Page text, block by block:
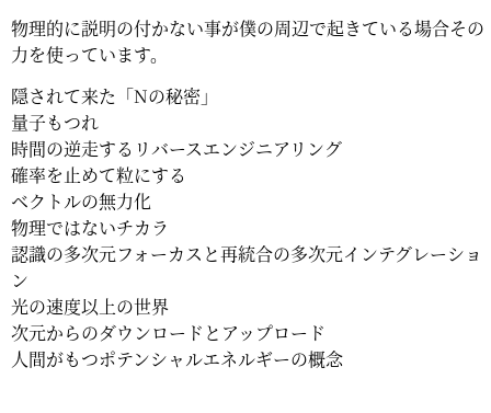
物理的に説明の付かない事が僕の周辺で起きている場合その
力を使っています。
隠されて来た「Nの秘密」
量子もつれ
時間の逆走するリバースエンジニアリング
確率を止めて粒にする
ベクトルの無力化
物理ではないチカラ
認識の多次元フォーカスと再統合の多次元インテグレーショ
ン
光の速度以上の世界
次元からのダウンロードとアップロード
人間がもつポテンシャルエネルギーの概念